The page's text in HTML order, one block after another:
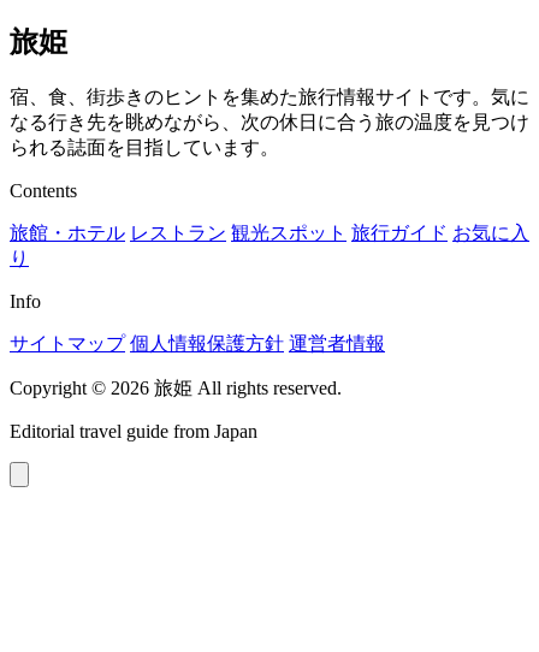
旅姫
宿、食、街歩きのヒントを集めた旅行情報サイトです。気に
なる行き先を眺めながら、次の休日に合う旅の温度を見つけ
られる誌面を目指しています。
Contents
旅館・ホテル レストラン 観光スポット 旅行ガイド お気に入
り
Info
サイトマップ 個人情報保護方針 運営者情報
Copyright © 2026 旅姫 All rights reserved.
Editorial travel guide from Japan